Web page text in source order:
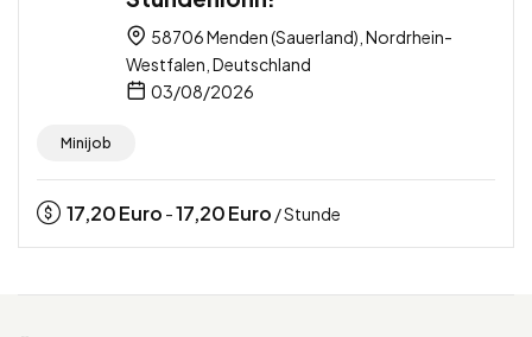
58706 Menden (Sauerland), Nordrhein-
Westfalen, Deutschland
03/08/2026
Minijob
17,20Euro -17,20Euro / Stunde